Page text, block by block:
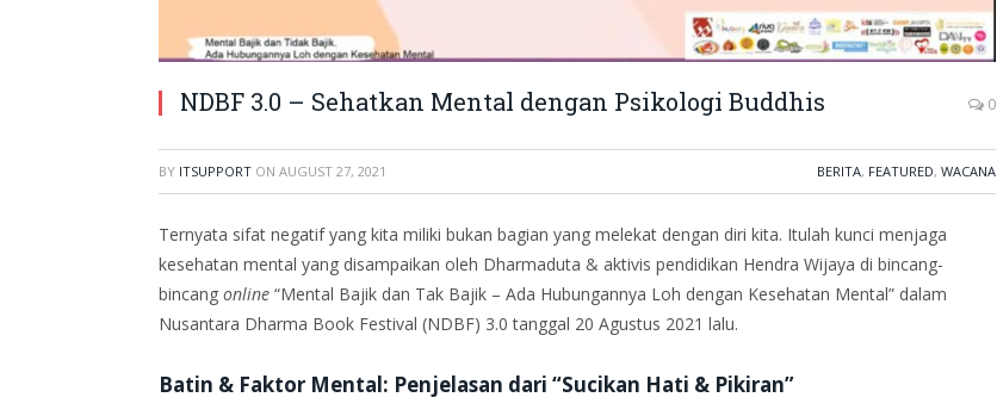
NDBF 3.0 – Sehatkan Mental dengan Psikologi Buddhis 0
BY ITSUPPORT ON AUGUST 27, 2021 BERITA, FEATURED, WACANA
Ternyata sifat negatif yang kita miliki bukan bagian yang melekat dengan diri kita. Itulah kunci menjaga
kesehatan mental yang disampaikan oleh Dharmaduta & aktivis pendidikan Hendra Wijaya di bincang-
bincang online “Mental Bajik dan Tak Bajik – Ada Hubungannya Loh dengan Kesehatan Mental” dalam
Nusantara Dharma Book Festival (NDBF) 3.0 tanggal 20 Agustus 2021 lalu.
Batin & Faktor Mental: Penjelasan dari “Sucikan Hati & Pikiran”